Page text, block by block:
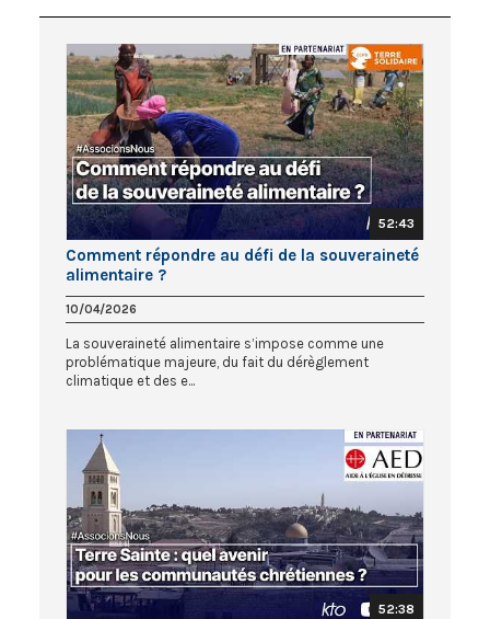
52:43
Comment répondre au défi de la souveraineté
alimentaire ?
10/04/2026
La souveraineté alimentaire s’impose comme une
problématique majeure, du fait du dérèglement
climatique et des e...
52:38